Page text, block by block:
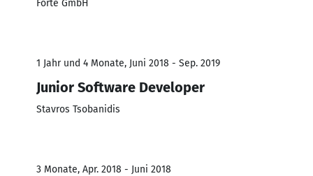
Forte GmbH
1 Jahr und 4 Monate, Juni 2018 - Sep. 2019
Junior Software Developer
Stavros Tsobanidis
3 Monate, Apr. 2018 - Juni 2018